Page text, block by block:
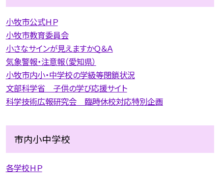
小牧市公式ＨＰ
小牧市教育委員会
小さなサインが見えますかＱ＆Ａ
気象警報・注意報（愛知県）
小牧市内小・中学校の学級等閉鎖状況
文部科学省 子供の学び応援サイト
科学技術広報研究会 臨時休校対応特別企画
市内小中学校
各学校ＨＰ